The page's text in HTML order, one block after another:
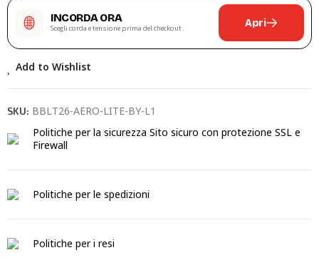
INCORDA ORA
Scegli corda e tensione prima del checkout. Apri
Add to Wishlist
SKU: BBLT26-AERO-LITE-BY-L1
Politiche per la sicurezza Sito sicuro con protezione SSL e
Firewall
Politiche per le spedizioni
Politiche per i resi